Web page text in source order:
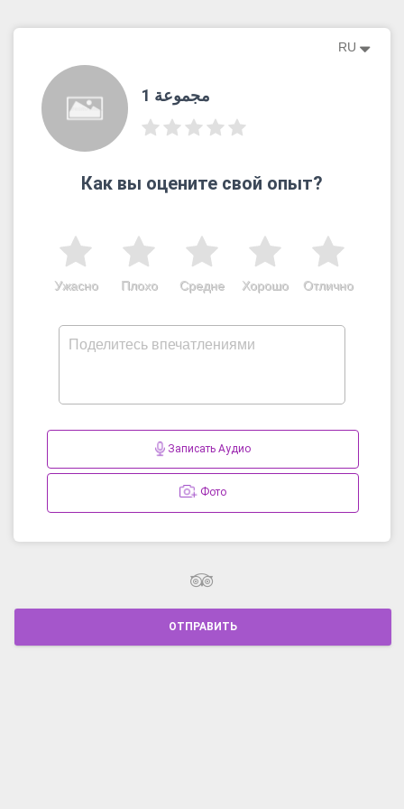
RU
مجموعة 1
Как вы оцените свой опыт?
Отлично
Хорошо
Средне
Плохо
Ужасно
Записать Аудио
Фото
ОТПРАВИТЬ